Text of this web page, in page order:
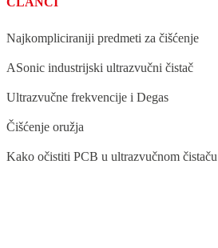
Najkompliciraniji predmeti za čišćenje
ASonic industrijski ultrazvučni čistač
Ultrazvučne frekvencije i Degas
Čišćenje oružja
Kako očistiti PCB u ultrazvučnom čistaču